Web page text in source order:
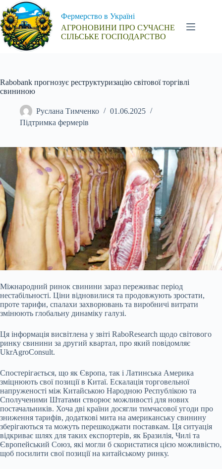
Перейти
до
вмісту
Фермерство в Україні
АГРОНОВИНИ ПРО СУЧАСНЕ
СІЛЬСЬКЕ ГОСПОДАРСТВО
Rabobank прогнозує реструктуризацію світової торгівлі
свининою
Руслана Тимченко
01.06.2025
Підтримка фермерів
Міжнародний ринок свинини зараз переживає період
нестабільності. Ціни відновилися та продовжують зростати,
проте тарифи, спалахи захворювань та виробничі витрати
змінюють глобальну динаміку галузі.
Ця інформація висвітлена у звіті RaboResearch щодо світового
ринку свинини за другий квартал, про який повідомляє
UkrAgroConsult.
Спостерігається, що як Європа, так і Латинська Америка
зміцнюють свої позиції в Китаї. Ескалація торговельної
напруженості між Китайською Народною Республікою та
Сполученими Штатами створює можливості для нових
постачальників. Хоча дві країни досягли тимчасової угоди про
зниження тарифів, додаткові мита на американську свинину
зберігаються та можуть перешкоджати поставкам. Ця ситуація
відкриває шлях для таких експортерів, як Бразилія, Чилі та
Європейський Союз, які могли б скористатися цією можливістю,
щоб посилити свої позиції на китайському ринку.